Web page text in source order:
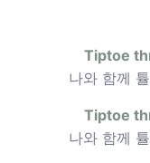
Tiptoe
나와 함께
Tiptoe
나와 함께